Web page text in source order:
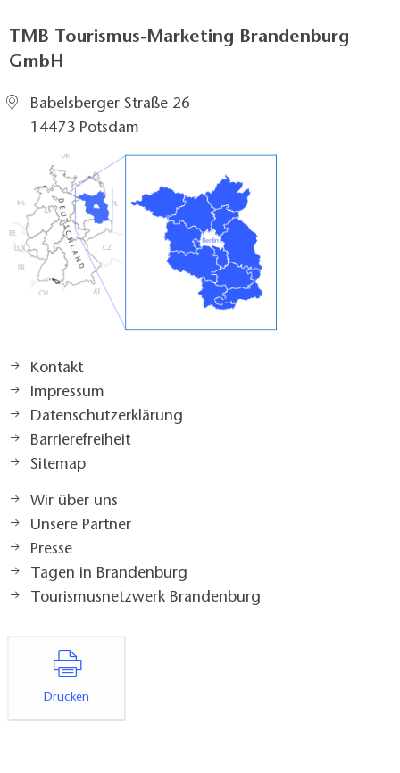
TMB Tourismus-Marketing Brandenburg
GmbH
Babelsberger Straße 26
14473 Potsdam
Kontakt
Impressum
Datenschutzerklärung
Barrierefreiheit
Sitemap
Wir über uns
Unsere Partner
Presse
Tagen in Brandenburg
Tourismusnetzwerk Brandenburg
Drucken